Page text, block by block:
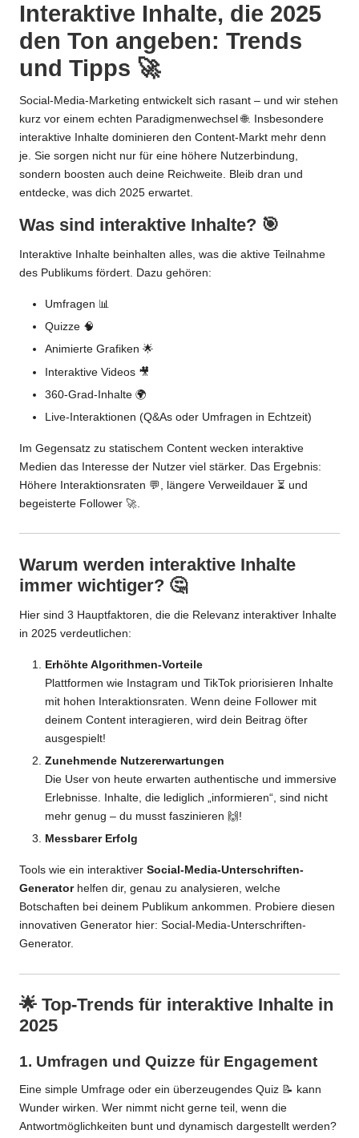
Interaktive Inhalte, die 2025
den Ton angeben: Trends
und Tipps 🚀
Social-Media-Marketing entwickelt sich rasant – und wir stehen
kurz vor einem echten Paradigmenwechsel 🌐. Insbesondere
interaktive Inhalte dominieren den Content-Markt mehr denn
je. Sie sorgen nicht nur für eine höhere Nutzerbindung,
sondern boosten auch deine Reichweite. Bleib dran und
entdecke, was dich 2025 erwartet.
Was sind interaktive Inhalte? 🎯
Interaktive Inhalte beinhalten alles, was die aktive Teilnahme
des Publikums fördert. Dazu gehören:
Umfragen 📊
Quizze 🧠
Animierte Grafiken 🌟
Interaktive Videos 🎥
360-Grad-Inhalte 🌍
Live-Interaktionen (Q&As oder Umfragen in Echtzeit)
Im Gegensatz zu statischem Content wecken interaktive
Medien das Interesse der Nutzer viel stärker. Das Ergebnis:
Höhere Interaktionsraten 💬, längere Verweildauer ⏳ und
begeisterte Follower 🚀.
Warum werden interaktive Inhalte
immer wichtiger? 🤔
Hier sind 3 Hauptfaktoren, die die Relevanz interaktiver Inhalte
in 2025 verdeutlichen:
Erhöhte Algorithmen-Vorteile
Plattformen wie Instagram und TikTok priorisieren Inhalte
mit hohen Interaktionsraten. Wenn deine Follower mit
deinem Content interagieren, wird dein Beitrag öfter
ausgespielt!
Zunehmende Nutzererwartungen
Die User von heute erwarten authentische und immersive
Erlebnisse. Inhalte, die lediglich „informieren“, sind nicht
mehr genug – du musst faszinieren 🙌!
Messbarer Erfolg
Tools wie ein interaktiver Social-Media-Unterschriften-
Generatorhelfen dir, genau zu analysieren, welche
Botschaften bei deinem Publikum ankommen. Probiere diesen
innovativen Generator hier: Social-Media-Unterschriften-
Generator.
🌟 Top-Trends für interaktive Inhalte in
2025
1. Umfragen und Quizze für Engagement
Eine simple Umfrage oder ein überzeugendes Quiz 📝 kann
Wunder wirken. Wer nimmt nicht gerne teil, wenn die
Antwortmöglichkeiten bunt und dynamisch dargestellt werden?